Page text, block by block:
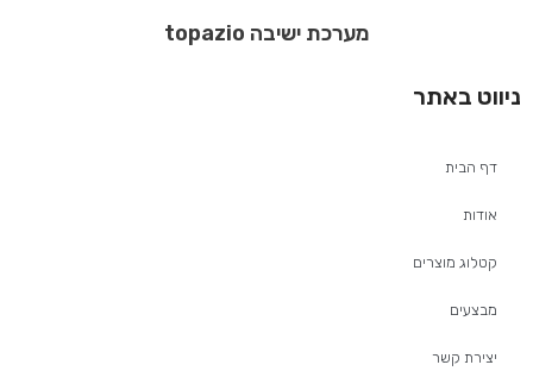
מערכת ישיבה topazio
ניווט באתר
דף הבית
אודות
קטלוג מוצרים
מבצעים
יצירת קשר